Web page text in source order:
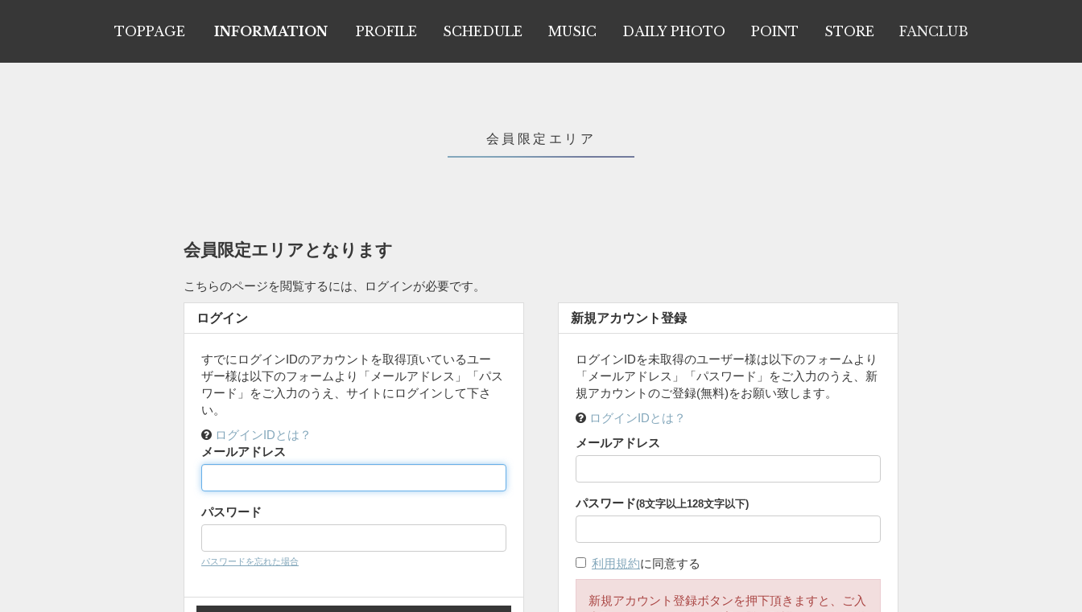
TOPPAGE INFORMATION PROFILE SCHEDULE MUSIC DAILY PHOTO POINT STORE FANCLUB
会員限定エリア
会員限定エリアとなります
こちらのページを閲覧するには、ログインが必要です。
ログイン
すでにログインIDのアカウントを取得頂いているユー
ザー様は以下のフォームより「メールアドレス」「パス
ワード」をご入力のうえ、サイトにログインして下さ
い。
ログインIDとは？
メールアドレス
パスワード
パスワードを忘れた場合
新規アカウント登録
ログインIDを未取得のユーザー様は以下のフォームより
「メールアドレス」「パスワード」をご入力のうえ、新
規アカウントのご登録(無料)をお願い致します。
ログインIDとは？
メールアドレス
パスワード(8文字以上128文字以下)
利用規約に同意する
新規アカウント登録ボタンを押下頂きますと、ご入